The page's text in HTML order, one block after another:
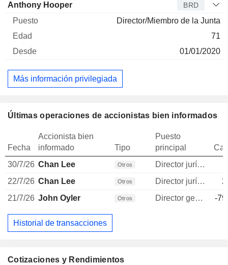
Cotizaciones y Rendimientos
Anthony Hooper BRD
Director/Miembro de la Junta
71
01/01/2020
Más información privilegiada
Últimas operaciones de accionistas bien informados
Fecha
Accionista bien
informado
Tipo
Puesto
principal
30/7/26 Chan Lee Otros Director jurídico
22/7/26 Chan Lee Otros Director jurídico
21/7/26 John Oyler Otros Director general -
Historial de transacciones